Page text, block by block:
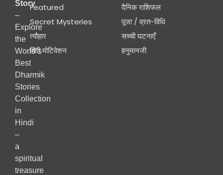
Story
–
Explore
the
World’s
Best
Dharmik
Stories
Collection
in
Hindi
–
a
spiritual
treasure
Featured
Secret Mysteries
त्यौहार
हिंदी मोटिवेशन
दैनिक राशिफल
पूजा / व्रत-विधि
सच्ची घटनाएँ
हनुमानजी